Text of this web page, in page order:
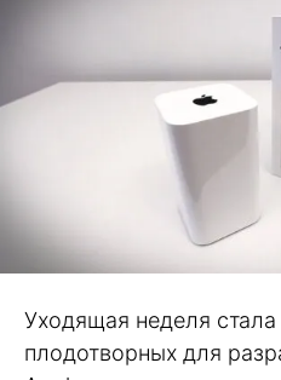
Уходящая неделя
плодотворных для